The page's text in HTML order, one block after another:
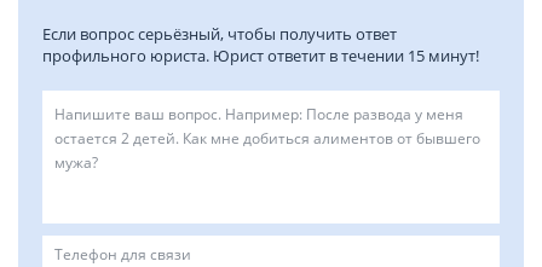
Если вопрос серьёзный, чтобы получить ответ
профильного юриста. Юрист ответит в течении 15 минут!